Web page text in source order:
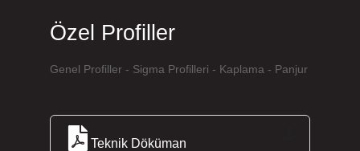
Özel Profiller
Genel Profiller - Sigma Profilleri - Kaplama - Panjur
Teknik Döküman